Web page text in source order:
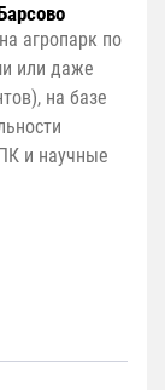
агропарк по
или даже
на базе
и научные